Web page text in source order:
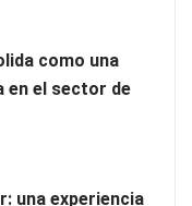
de las vacaciones
como una
en el sector de
una experiencia